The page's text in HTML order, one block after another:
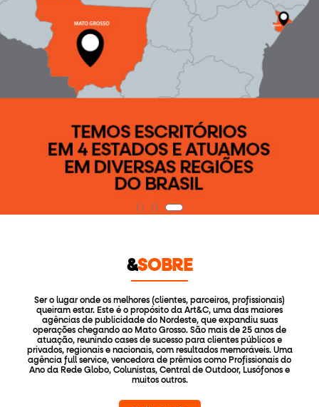
&SOBRE
Ser o lugar onde os melhores (clientes, parceiros, profissionais)
queiram estar. Este é o propósito da Art&C, uma das maiores
agências de publicidade do Nordeste, que expandiu suas
operações chegando ao Mato Grosso. São mais de 25 anos de
atuação, reunindo cases de sucesso para clientes públicos e
privados, regionais e nacionais, com resultados memoráveis. Uma
agência full service, vencedora de prêmios como Profissionais do
Ano da Rede Globo, Colunistas, Central de Outdoor, Lusófonos e
muitos outros.